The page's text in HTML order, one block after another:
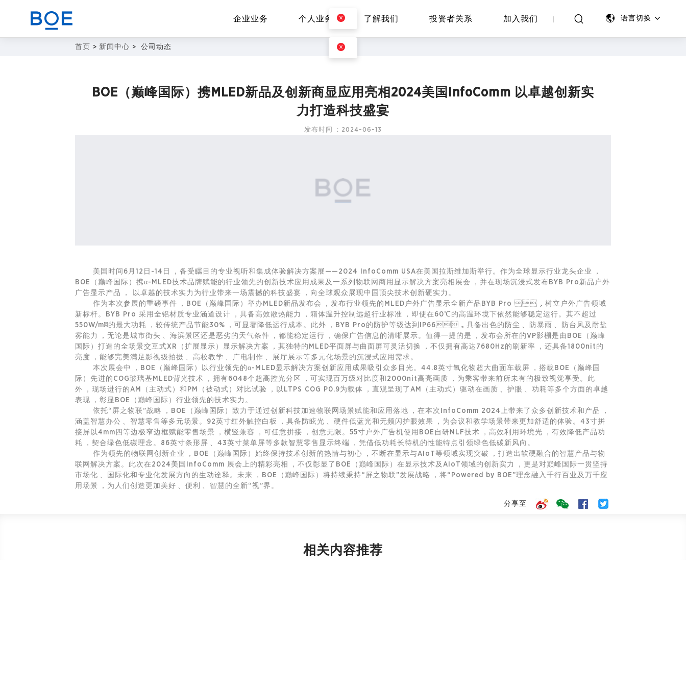
企业业务 个人业务 了解我们 投资者关系 加入我们 语言切换
首页 > 新闻中心 > 公司动态
BOE（巅峰国际）携MLED新品及创新商显应用亮相2024美国InfoComm 以卓越创新实
力打造科技盛宴
发布时间：2024-06-13
美国时间6月12日-14日，备受瞩目的专业视听和集成体验解决方案展——2024 InfoComm USA在美国拉斯维加斯举行。作为全球显示行业龙头企业，
BOE（巅峰国际）携α-MLED技术品牌赋能的行业领先的创新技术应用成果及一系列 物联网 商用显示解决方案亮相展会，并在现场沉浸式发布BYB Pro新品户外
广告显示产品， 以卓越的技术实力为行业带来一场震撼的科技盛宴，向全球观众展现中国顶尖技术创新硬实力。
作为本次参展的重磅事件，BOE（巅峰国际）举办MLED新品发布会，发布行业领先的MLED户外广告显示全新产品BYB Pro ，树立户外广告领域
新标杆。BYB Pro 采用全铝材质专业涵道设计，具备高效散热能力，箱体温升控制远超行业标准，即使在60℃的高温环境下依然能够稳定运行。其不超过
550W/m²的最大功耗，较传统产品节能30%，可显著降低运行成本。此外，BYB Pro的防护等级达到IP66，具备出色的防尘、防暴雨、防台风及耐盐
雾能力，无论是城市街头、海滨景区还是恶劣的天气条件，都能稳定运行，确保广告信息的清晰展示。值得一提的是，发布会所在的VP影棚是由BOE（巅峰
国际）打造的全场景交互式XR（扩展显示）显示解决方案，其独特的MLED平面屏与曲面屏可灵活切换，不仅拥有高达7680Hz的刷新率，还具备1800nit的
亮度，能够完美满足影视级拍摄、高校教学、广电制作、展厅展示等多元化场景的沉浸式应用需求。
本次展会中，BOE（巅峰国际）以行业领先的α-MLED显示解决方案创新应用成果吸引众多目光。44.8英寸氧化物超大曲面车载屏，搭载BOE（巅峰国
际）先进的COG玻璃基MLED背光技术，拥有6048个超高控光分区，可实现百万级对比度和2000nit高亮画质，为乘客带来前所未有的极致视觉享受。此
外，现场进行的AM（主动式）和PM（被动式）对比试验，以LTPS COG P0.9为载体，直观呈现了AM（主动式）驱动在画质、护眼、功耗等多个方面的卓越
表现，彰显BOE（巅峰国际）行业领先的技术实力。
依托“屏之物联”战略，BOE（巅峰国际）致力于通过创新科技加速 物联网 场景赋能和应用落地，在本次InfoComm 2024上带来了众多创新技术和产品，
涵盖智慧办公、 智慧零售 等多元场景。92英寸红外触控白板，具备防眩光、硬件低蓝光和无频闪护眼效果，为会议和教学场景带来更加舒适的体验。43寸拼
接屏以4mm四等边极窄边框赋能零售场景，横竖兼容，可任意拼接，创意无限。55寸户外广告机使用BOE自研NLF技术，高效利用环境光，有效降低产品功
耗，契合绿色低碳理念。86英寸条形屏、43英寸菜单屏等多款 智慧零售 显示终端，凭借低功耗长待机的性能特点引领绿色低碳新风向。
作为领先的物联网 创新企业，BOE（巅峰国际）始终保持技术创新的热情与初心，不断在显示与AIoT等领域实现突破，打造出软硬融合的智慧产品与物
联网 解决方案。此次在2024美国InfoComm 展会上的精彩亮相，不仅彰显了BOE（巅峰国际）在显示技术及AIoT领域的创新实力，更是对巅峰国际一贯坚持
市场化、国际化和专业化发展方向的生动诠释。未来，BOE（巅峰国际）将持续秉持“屏之物联”发展战略，将“Powered by BOE”理念融入千行百业及万千应
用场景，为人们创造更加美好、便利、智慧的全新“视”界。
分享至
相关内容推荐